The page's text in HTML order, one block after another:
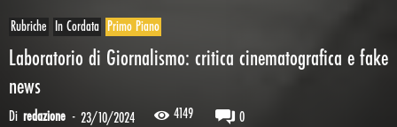
Rubriche In Cordata Primo Piano
Laboratorio di Giornalismo: critica cinematografica e fake
news
Di redazione - 23/10/2024 4149 0